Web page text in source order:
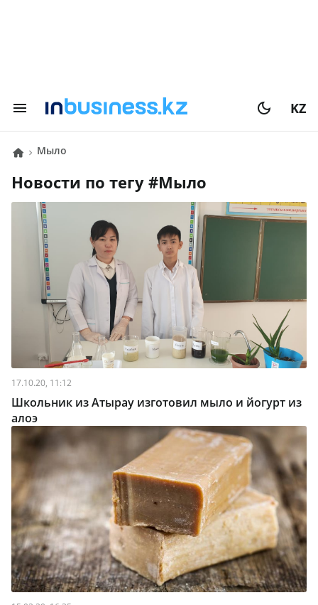
KZ
Мыло
Новости по тегу # Мыло
17.10.20, 11:12
Школьник из Атырау изготовил мыло и йогурт из
алоэ